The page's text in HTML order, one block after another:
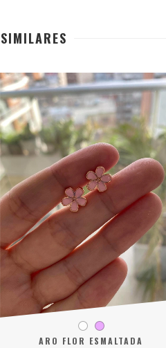
ARO FLOR ESMALTADA